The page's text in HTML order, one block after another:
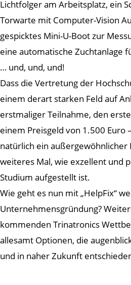
Lichtfolger am Arbeitsplatz, ein
Torwarte mit Computer-Vision
gespicktes Mini-U-Boot zur
eine automatische Zuchtanlage
… und, und, und!
Dass die Vertretung der
einem derart starken Feld auf
erstmaliger Teilnahme, den
einem Preisgeld von 1.500 Euro
natürlich ein außergewöhnlicher
weiteres Mal, wie exzellent und
Studium aufgestellt ist.
Wie geht es nun mit „HelpFix“
Unternehmensgründung?
kommenden Trinatronics
allesamt Optionen, die
und in naher Zukunft